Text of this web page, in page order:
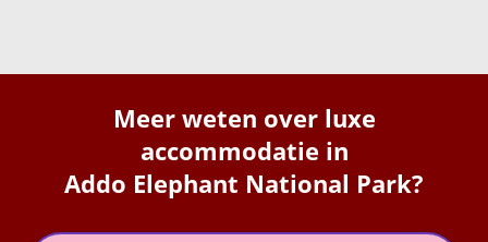
Meer weten over luxe
accommodatie in
Addo Elephant National Park?